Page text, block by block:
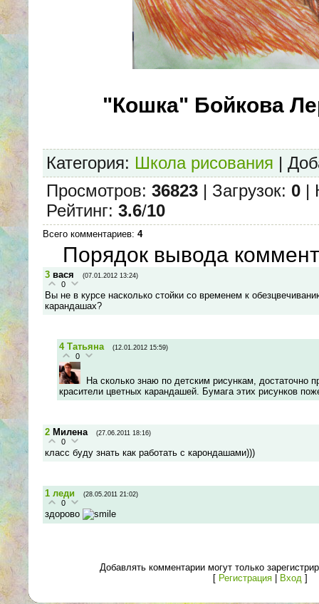
"Кошка" Бойкова
Категория: Школа рисования |
Просмотров: 36823 | Загрузок: 0 |
Рейтинг: 3.6/10
Всего комментариев: 4
Порядок вывода
3 вася (07.01.2012 13:24)
0
Вы не в курсе насколько стойки со временем к
карандашах?
4 Татьяна (12.01.2012 15:59)
0
На сколько знаю по детским рисункам, достаточно
красители цветных карандашей. Бумага этих рисунков
2 Милена (27.06.2011 18:16)
0
класс буду знать как работать с карондашами)))
1 леди (28.05.2011 21:02)
0
здорово
Добавлять комментарии могут только
[ Регистрация| Вход ]